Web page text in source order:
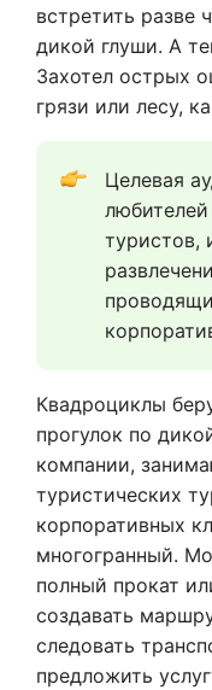
встретить разве
дикой глуши. А
Захотел острых
грязи или лесу,
Целевая
Квадроциклы
прогулок по
компании,
туристических
корпоративных
многогранный.
полный прокат
создавать
следовать
предложить